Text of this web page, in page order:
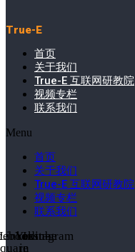
True-E
首页
关于我们
True-E 互联网研教院
视频专栏
联系我们
Menu
首页
关于我们
True-E 互联网研教院
视频专栏
联系我们
in
Youtube
Instagram